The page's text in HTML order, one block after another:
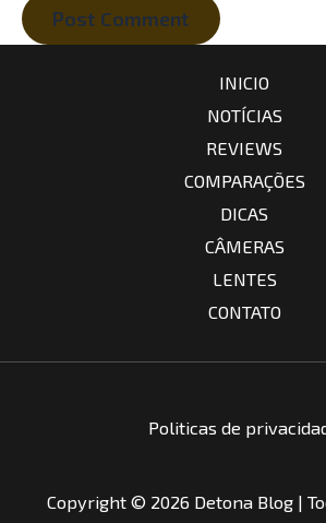
INICIO
NOTÍCIAS
REVIEWS
COMPARAÇÕES
DICAS
CÂMERAS
LENTES
CONTATO
Politicas de
Copyright © 2026 Detona Blog |